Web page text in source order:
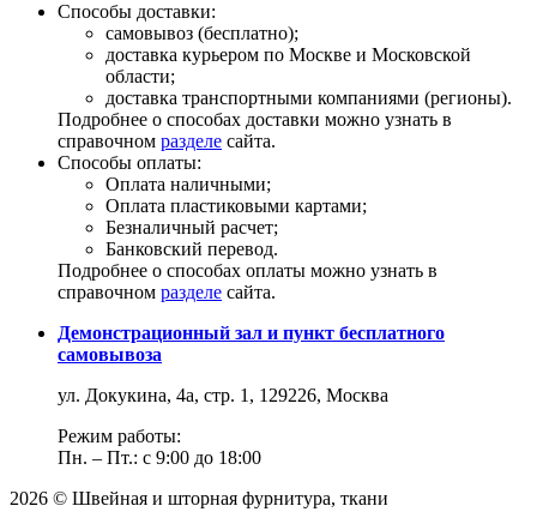
Способы доставки:
самовывоз (бесплатно);
доставка курьером по Москве и Московской
области;
доставка транспортными компаниями (регионы).
Подробнее о способах доставки можно узнать в
справочном разделе сайта.
Способы оплаты:
Оплата наличными;
Оплата пластиковыми картами;
Безналичный расчет;
Банковский перевод.
Подробнее о способах оплаты можно узнать в
справочном разделе сайта.
Демонстрационный зал и пункт бесплатного
самовывоза
ул. Докукина, 4а, стр. 1, 129226, Москва
Режим работы:
Пн. – Пт.: с 9:00 до 18:00
2026 © Швейная и шторная фурнитура, ткани